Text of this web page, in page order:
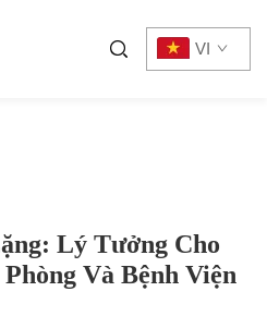
VI
Lý Tưởng Cho
Và Bệnh Viện